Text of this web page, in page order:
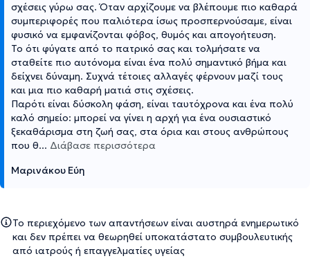
σχέσεις γύρω σας. Όταν αρχίζουμε να βλέπουμε πιο καθαρά
συμπεριφορές που παλιότερα ίσως προσπερνούσαμε, είναι
φυσικό να εμφανίζονται φόβος, θυμός και απογοήτευση.
Το ότι φύγατε από το πατρικό σας και τολμήσατε να
σταθείτε πιο αυτόνομα είναι ένα πολύ σημαντικό βήμα και
δείχνει δύναμη. Συχνά τέτοιες αλλαγές φέρνουν μαζί τους
και μια πιο καθαρή ματιά στις σχέσεις.
Παρότι είναι δύσκολη φάση, είναι ταυτόχρονα και ένα πολύ
καλό σημείο: μπορεί να γίνει η αρχή για ένα ουσιαστικό
ξεκαθάρισμα στη ζωή σας, στα όρια και στους ανθρώπους
που θ... Διάβασε περισσότερα
Μαρινάκου Εύη
Το περιεχόμενο των απαντήσεων είναι αυστηρά ενημερωτικό
και δεν πρέπει να θεωρηθεί υποκατάστατο συμβουλευτικής
από ιατρούς ή επαγγελματίες υγείας